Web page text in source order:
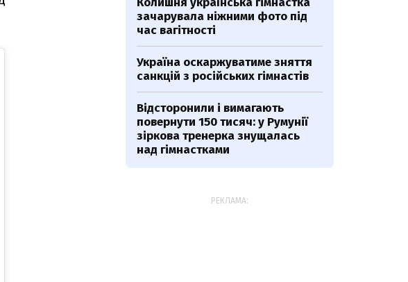
зачарувала ніжними фото під
час вагітності
Україна оскаржуватиме зняття
санкцій з російських гімнастів
Відсторонили і вимагають
повернути 150 тисяч: у Румунії
зіркова тренерка знущалась
над гімнастками
РЕКЛАМА: